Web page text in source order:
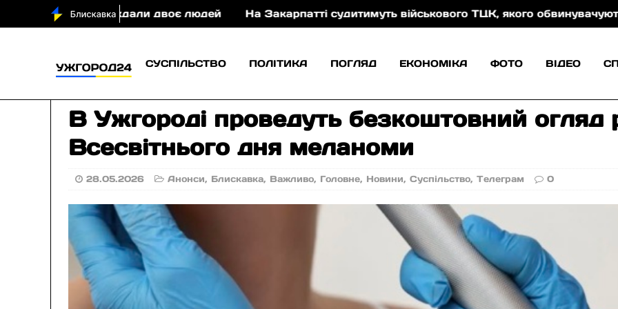
постраждали двоє людей На Закарпатті судитимуть військового ТЦК, якого обвинувачують у
СУСПІЛЬСТВО ПОЛІТИКА ПОГЛЯД ЕКОНОМІКА ФОТО ВІДЕО
В Ужгороді проведуть безкоштовний огляд
Всесвітнього дня меланоми
28.05.2026 Анонси, Блискавка, Важливо, Головне, Новини,Суспільство,Телеграм 0